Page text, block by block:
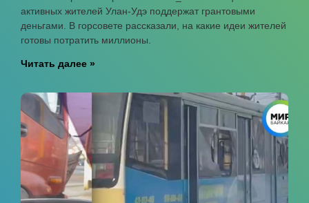
активных жителей Улан-Удэ поддержат грантовыми
деньгами. В горсовете рассказали, на какие идеи жителей
готовы потратить миллионы.
Читать далее »